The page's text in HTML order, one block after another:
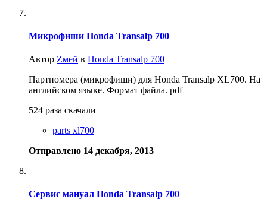
Микрофиши Honda Transalp 700
Автор Zмей в Honda Transalp 700
Партномера (микрофиши) для Honda Transalp XL700. На
английском языке. Формат файла. pdf
524 раза скачали
parts xl700
Отправлено 14 декабря, 2013
Сервис мануал Honda Transalp 700